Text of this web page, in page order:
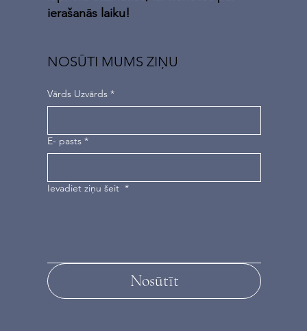
ierašanās laiku!
NOSŪTI MUMS ZIŅU
Vārds Uzvārds *
E- pasts *
Ievadiet ziņu šeit *
Nosūtīt